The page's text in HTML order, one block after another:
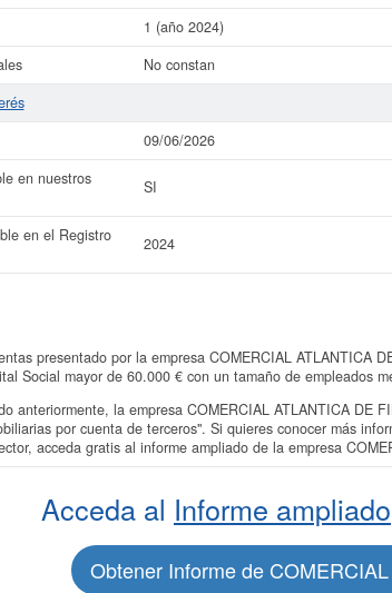
1 (año 2024)
No constan
09/06/2026
en nuestros
SI
en el Registro
2024
presentado por la empresa COMERCIAL ATLANTICA
Social mayor de 60.000 € con un tamaño de empleados
anteriormente, la empresa COMERCIAL ATLANTICA DE
por cuenta de terceros". Si quieres conocer más
acceda gratis al informe ampliado de la empresa
Acceda al Informe ampliado
Obtener Informe de